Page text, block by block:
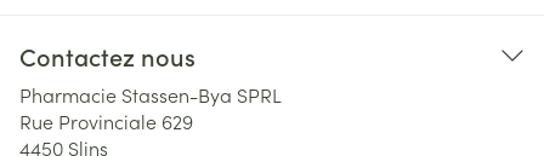
Contactez nous
Pharmacie Stassen-Bya SPRL
Rue Provinciale 629
4450 Slins